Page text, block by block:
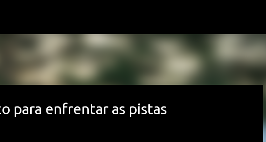
para enfrentar as pistas